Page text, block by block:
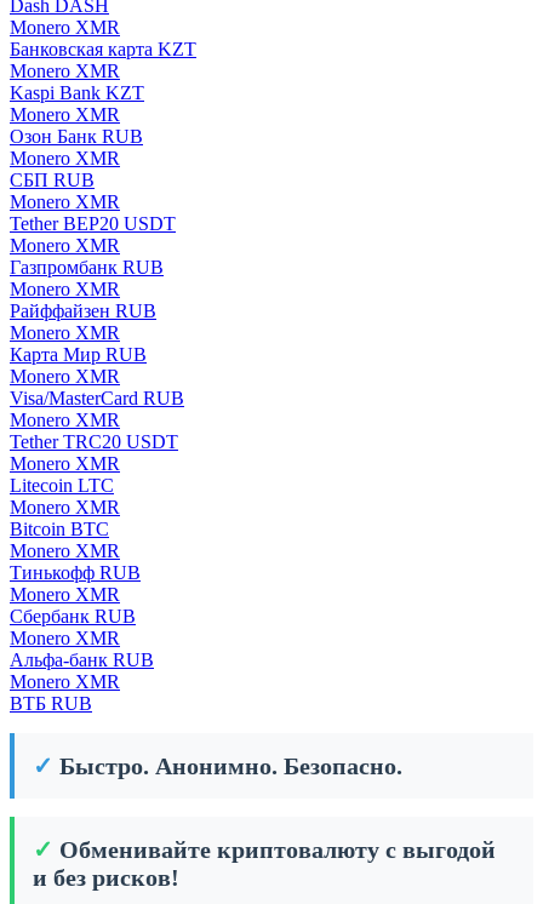
Dash DASH
Monero XMR
Банковская карта KZT
Monero XMR
Kaspi Bank KZT
Monero XMR
Озон Банк RUB
Monero XMR
СБП RUB
Monero XMR
Tether BEP20 USDT
Monero XMR
Газпромбанк RUB
Monero XMR
Райффайзен RUB
Monero XMR
Карта Мир RUB
Monero XMR
Visa/MasterCard RUB
Monero XMR
Tether TRC20 USDT
Monero XMR
Litecoin LTC
Monero XMR
Bitcoin BTC
Monero XMR
Тинькофф RUB
Monero XMR
Сбербанк RUB
Monero XMR
Альфа-банк RUB
Monero XMR
ВТБ RUB
✓ Быстро. Анонимно. Безопасно.
✓ Обменивайте криптовалюту с выгодой
и без рисков!